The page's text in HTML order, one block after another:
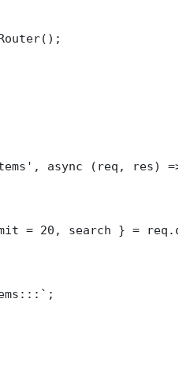
async (req, res) =>
= 20, search } =